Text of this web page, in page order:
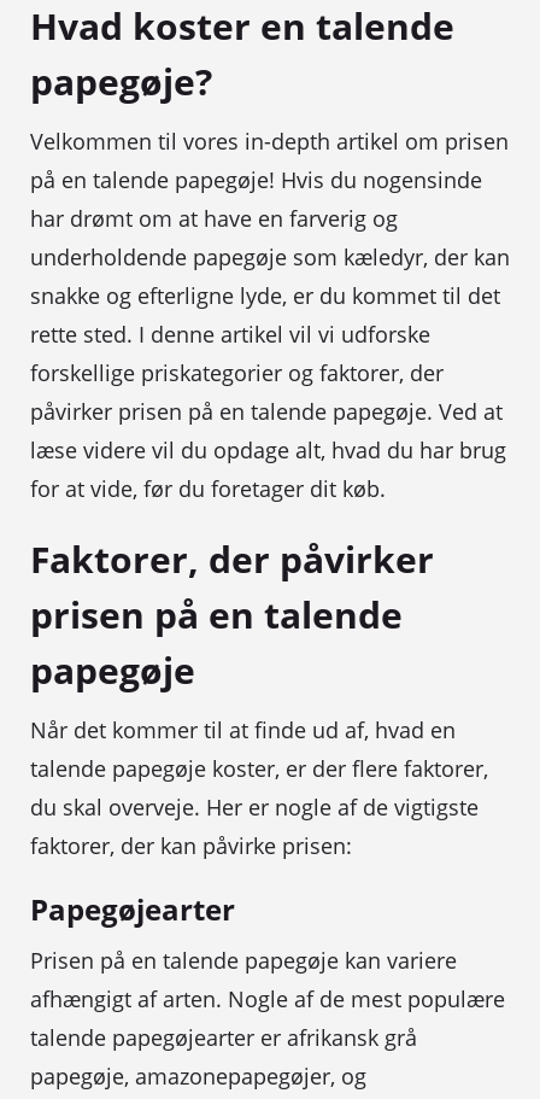
Hvad koster en talende
papegøje?
Velkommen til vores in-depth artikel om prisen
på en talende papegøje! Hvis du nogensinde
har drømt om at have en farverig og
underholdende papegøje som kæledyr, der kan
snakke og efterligne lyde, er du kommet til det
rette sted. I denne artikel vil vi udforske
forskellige priskategorier og faktorer, der
påvirker prisen på en talende papegøje. Ved at
læse videre vil du opdage alt, hvad du har brug
for at vide, før du foretager dit køb.
Faktorer, der påvirker
prisen på en talende
papegøje
Når det kommer til at finde ud af, hvad en
talende papegøje koster, er der flere faktorer,
du skal overveje. Her er nogle af de vigtigste
faktorer, der kan påvirke prisen:
Papegøjearter
Prisen på en talende papegøje kan variere
afhængigt af arten. Nogle af de mest populære
talende papegøjearter er afrikansk grå
papegøje, amazonepapegøjer, og